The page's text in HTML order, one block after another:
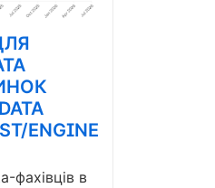
ENGINE
фахівців в